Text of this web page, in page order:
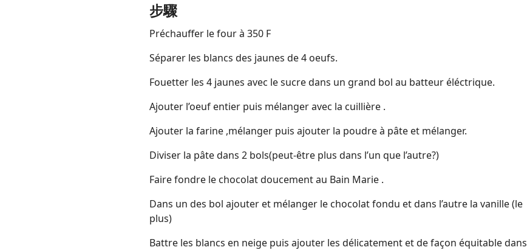
步驟
Préchauffer le four à 350 F
Séparer les blancs des jaunes de 4 oeufs.
Fouetter les 4 jaunes avec le sucre dans un grand bol au batteur éléctrique.
Ajouter l’oeuf entier puis mélanger avec la cuillière .
Ajouter la farine ,mélanger puis ajouter la poudre à pâte et mélanger.
Diviser la pâte dans 2 bols(peut-être plus dans l’un que l’autre?)
Faire fondre le chocolat doucement au Bain Marie .
Dans un des bol ajouter et mélanger le chocolat fondu et dans l’autre la vanille (le
plus)
Battre les blancs en neige puis ajouter les délicatement et de façon équitable dans